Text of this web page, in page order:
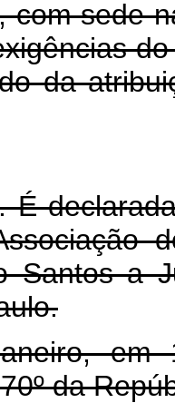
com sede
da
É
Santos a
em
da